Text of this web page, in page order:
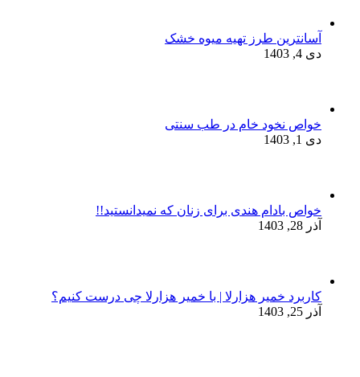
آسانترین طرز تهیه میوه خشک
دی 4, 1403
خواص نخود خام در طب سنتی
دی 1, 1403
خواص بادام هندی برای زنان که نمیدانستید!!
آذر 28, 1403
کاربرد خمیر هزارلا | با خمیر هزارلا چی درست کنیم؟
آذر 25, 1403